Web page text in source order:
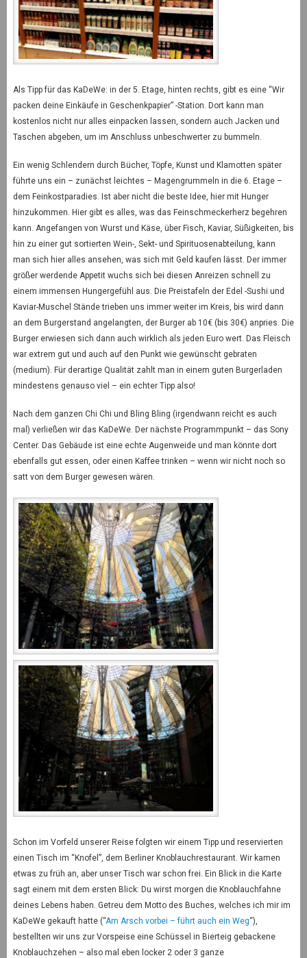
Als Tipp für das KaDeWe: in der 5. Etage, hinten rechts, gibt es eine “Wir
packen deine Einkäufe in Geschenkpapier” -Station. Dort kann man
kostenlos nicht nur alles einpacken lassen, sondern auch Jacken und
Taschen abgeben, um im Anschluss unbeschwerter zu bummeln.
Ein wenig Schlendern durch Bücher, Töpfe, Kunst und Klamotten später
führte uns ein – zunächst leichtes – Magengrummeln in die 6. Etage –
dem Feinkostparadies. Ist aber nicht die beste Idee, hier mit Hunger
hinzukommen. Hier gibt es alles, was das Feinschmeckerherz begehren
kann. Angefangen von Wurst und Käse, über Fisch, Kaviar, Süßigkeiten, bis
hin zu einer gut sortierten Wein-, Sekt- und Spirituosenabteilung, kann
man sich hier alles ansehen, was sich mit Geld kaufen lässt. Der immer
größer werdende Appetit wuchs sich bei diesen Anreizen schnell zu
einem immensen Hungergefühl aus. Die Preistafeln der Edel -Sushi und
Kaviar-Muschel Stände trieben uns immer weiter im Kreis, bis wird dann
an dem Burgerstand angelangten, der Burger ab 10€ (bis 30€) anpries. Die
Burger erwiesen sich dann auch wirklich als jeden Euro wert. Das Fleisch
war extrem gut und auch auf den Punkt wie gewünscht gebraten
(medium). Für derartige Qualität zahlt man in einem guten Burgerladen
mindestens genauso viel – ein echter Tipp also!
Nach dem ganzen Chi Chi und Bling Bling (irgendwann reicht es auch
mal) verließen wir das KaDeWe. Der nächste Programmpunkt – das Sony
Center. Das Gebäude ist eine echte Augenweide und man könnte dort
ebenfalls gut essen, oder einen Kaffee trinken – wenn wir nicht noch so
satt von dem Burger gewesen wären.
Schon im Vorfeld unserer Reise folgten wir einem Tipp und reservierten
einen Tisch im “Knofel”, dem Berliner Knoblauchrestaurant. Wir kamen
etwas zu früh an, aber unser Tisch war schon frei. Ein Blick in die Karte
sagt einem mit dem ersten Blick: Du wirst morgen die Knoblauchfahne
deines Lebens haben. Getreu dem Motto des Buches, welches ich mir im
KaDeWe gekauft hatte (“Am Arsch vorbei – führt auch ein Weg“),
bestellten wir uns zur Vorspeise eine Schüssel in Bierteig gebackene
Knoblauchzehen – also mal eben locker 2 oder 3 ganze